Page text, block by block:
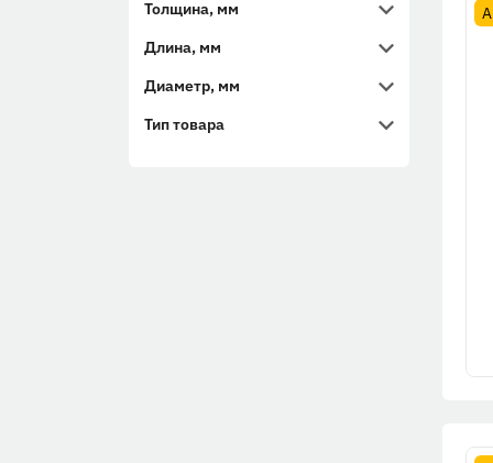
Толщина, мм
Длина, мм
Диаметр, мм
Тип товара